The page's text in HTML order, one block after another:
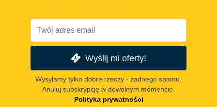
Wyślij mi oferty!
Wysyłamy tylko dobre rzeczy - żadnego spamu.
Anuluj subskrypcję w dowolnym momencie.
Polityka prywatności